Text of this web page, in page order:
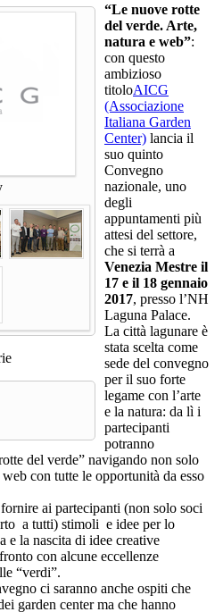
“Le nuove rotte
del verde. Arte,
natura e web”:
con questo
ambizioso
titoloAICG
(Associazione
Italiana Garden
Center) lancia il
suo quinto
Convegno
nazionale, uno
degli
appuntamenti più
attesi del settore,
che si terrà a
Venezia Mestre il
17 e il 18 gennaio
2017, presso l’NH
Laguna Palace.
La città lagunare è
stata scelta come
sede del convegno
per il suo forte
legame con l’arte
e la natura: da lì i
partecipanti
potranno
del verde” navigando non solo
con tutte le opportunità da esso
ai partecipanti (non solo soci
a tutti) stimoli e idee per lo
e la nascita di idee creative
con alcune eccellenze
“verdi”.
ci saranno anche ospiti che
garden center ma che hanno